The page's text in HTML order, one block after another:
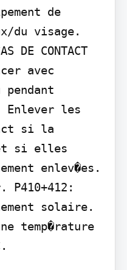
de
du visage.
DE CONTACT
avec
Enlever les
si la
si elles
enlev�es.
solaire.
temp�rature